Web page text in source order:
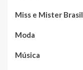
Miss e Mister Brasil
Moda
Música